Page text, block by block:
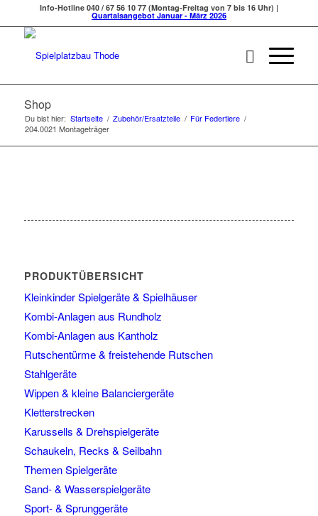
Info-Hotline 040 / 67 56 10 77 (Montag-Freitag von 7 bis 16 Uhr) |
Quartalsangebot Januar - März 2026
Shop
Du bist hier: Startseite / Zubehör/Ersatzteile / Für Federtiere /
204.0021 Montageträger
PRODUKTÜBERSICHT
Kleinkinder Spielgeräte & Spielhäuser
Kombi-Anlagen aus Rundholz
Kombi-Anlagen aus Kantholz
Rutschentürme & freistehende Rutschen
Stahlgeräte
Wippen & kleine Balanciergeräte
Kletterstrecken
Karussells & Drehspielgeräte
Schaukeln, Recks & Seilbahn
Themen Spielgeräte
Sand- & Wasserspielgeräte
Sport- & Sprunggeräte